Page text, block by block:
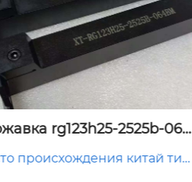
пластины 327r14-35
место происхождения